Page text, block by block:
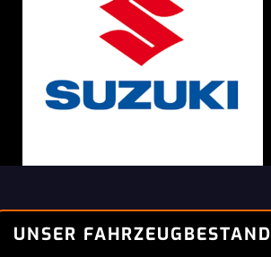
UNSER FAHRZEUGBESTAND